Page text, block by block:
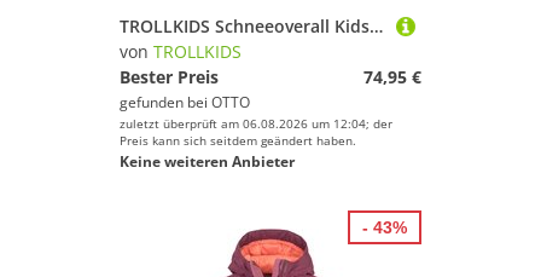
TROLLKIDS Schneeoverall Kids Nordkapp Overall
von TROLLKIDS
Bester Preis
74,95 €
gefunden bei OTTO
zuletzt überprüft am 06.08.2026 um 12:04; der
Preis kann sich seitdem geändert haben.
Keine weiteren Anbieter
- 43%